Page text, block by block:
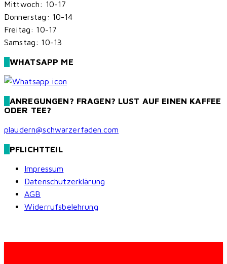
Mittwoch: 10-17
Donnerstag: 10-14
Freitag: 10-17
Samstag: 10-13
WHATSAPP ME
ANREGUNGEN? FRAGEN? LUST AUF EINEN KAFFEE
ODER TEE?
plaudern@schwarzerfaden.com
PFLICHTTEIL
Impressum
Datenschutzerklärung
AGB
Widerrufsbelehrung